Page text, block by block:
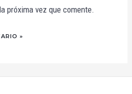
próxima vez que comente.